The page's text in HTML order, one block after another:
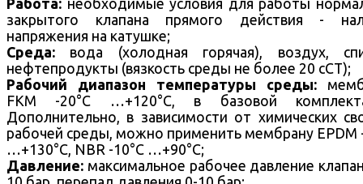
закрытого клапана прямого действия -
напряжения на катушке;
Среда: вода (холодная горячая), воздух,
нефтепродукты (вязкость среды не более 20 cCT);
Рабочий диапазон температуры среды:
FKM -20°С …+120°С, в базовой
Дополнительно, в зависимости от химических
рабочей среды, можно применить мембрану EPDM
…+130°С, NBR -10°С …+90°С;
Давление: максимальное рабочее давление